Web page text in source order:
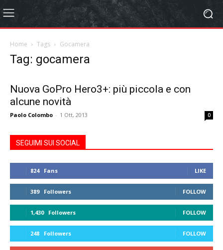
Home Tags Gocamera
Tag: gocamera
Nuova GoPro Hero3+: più piccola e con
alcune novità
Paolo Colombo - 1 Ott, 2013 0
SEGUIMI SUI SOCIAL
824 Fans LIKE
389 Followers FOLLOW
1,430 Followers FOLLOW
248 Followers FOLLOW